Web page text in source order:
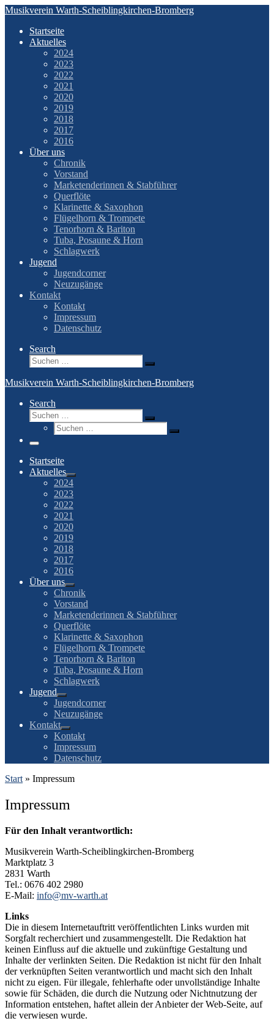
Zum
springen
Musikverein Warth-Scheiblingkirchen-Bromberg
Startseite
Aktuelles
2024
2023
2022
2021
2020
2019
2018
2017
2016
Über uns
Chronik
Vorstand
Marketenderinnen & Stabführer
Querflöte
Klarinette & Saxophon
Flügelhorn & Trompete
Tenorhorn & Bariton
Tuba, Posaune & Horn
Schlagwerk
Jugend
Jugendcorner
Neuzugänge
Kontakt
Kontakt
Impressum
Datenschutz
Search
Suche
Suchen …
Musikverein Warth-Scheiblingkirchen-Bromberg
Search
Suche
Suchen …
Suche
Suchen …
Menü
Startseite
Aktuelles
2024
2023
2022
2021
2020
2019
2018
2017
2016
Über uns
Chronik
Vorstand
Marketenderinnen & Stabführer
Querflöte
Klarinette & Saxophon
Flügelhorn & Trompete
Tenorhorn & Bariton
Tuba, Posaune & Horn
Schlagwerk
Jugend
Jugendcorner
Neuzugänge
Kontakt
Kontakt
Impressum
Datenschutz
Start » Impressum
Impressum
Für den Inhalt verantwortlich:
Musikverein Warth-Scheiblingkirchen-Bromberg
Marktplatz 3
2831 Warth
Tel.: 0676 402 2980
E-Mail: info@mv-warth.at
Links
Die in diesem Internetauftritt veröffentlichten Links wurden mit
Sorgfalt recherchiert und zusammengestellt. Die Redaktion hat
keinen Einfluss auf die aktuelle und zukünftige Gestaltung und
Inhalte der verlinkten Seiten. Die Redaktion ist nicht für den Inhalt
der verknüpften Seiten verantwortlich und macht sich den Inhalt
nicht zu eigen. Für illegale, fehlerhafte oder unvollständige Inhalte
sowie für Schäden, die durch die Nutzung oder Nichtnutzung der
Information entstehen, haftet allein der Anbieter der Web-Seite, auf
die verwiesen wurde.